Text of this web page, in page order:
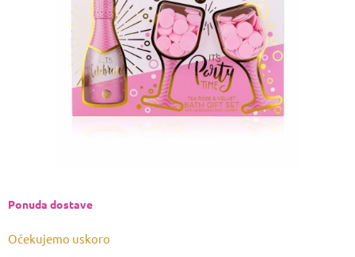
Očekujemo uskoro
Ponuda dostave